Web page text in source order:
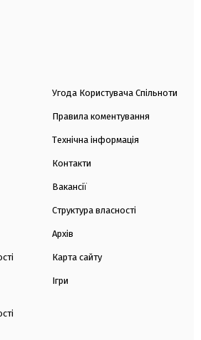
Угода Користувача Спільноти
Правила коментування
Технічна інформація
Контакти
Вакансії
Структура власності
Архів
Карта сайту
Ігри